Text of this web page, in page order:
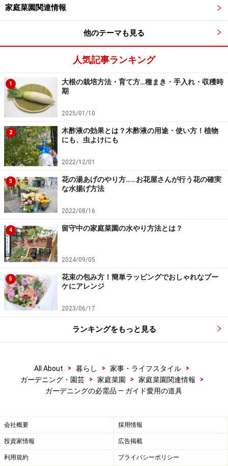
家庭菜園関連情報
他のテーマも見る
人気記事ランキング
1
大根の栽培方法・育て方…種まき・手入れ・収穫時
期
2025/01/10
2
木酢液の効果とは？木酢液の用途・使い方！植物
にも、虫よけにも
2022/12/01
3
花の湯あげのやり方……お花屋さんが行う花の確実
な水揚げ方法
2022/08/16
4 留守中の家庭菜園の水やり方法とは？
2024/09/05
5
花束の包み方！簡単ラッピングでおしゃれなブー
ケにアレンジ
2023/06/17
ランキングをもっと見る
All About > 暮らし > 家事・ライフスタイル
>
ガーデニング・園芸
> 家庭菜園 > 家庭菜園関連情報
>
ガーデニングの必需品 ― ガイド愛用の道具
会社概要 採用情報
投資家情報 広告掲載
利用規約 プライバシーポリシー